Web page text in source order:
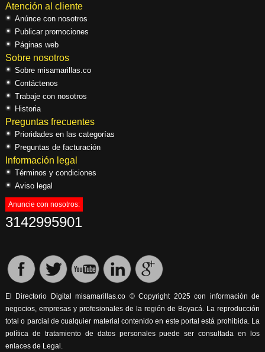
Atención al cliente
Anúnce con nosotros
Publicar promociones
Páginas web
Sobre nosotros
Sobre misamarillas.co
Contáctenos
Trabaje con nosotros
Historia
Preguntas frecuentes
Prioridades en las categorías
Preguntas de facturación
Información legal
Términos y condiciones
Aviso legal
Anuncie con nosotros:
3142995901
El Directorio Digital misamarillas.co © Copyright 2025 con información de
negocios, empresas y profesionales de la región de Boyacá. La reproducción
total o parcial de cualquier material contenido en este portal está prohibida. La
política de tratamiento de datos personales puede ser consultada en los
enlaces de Legal.